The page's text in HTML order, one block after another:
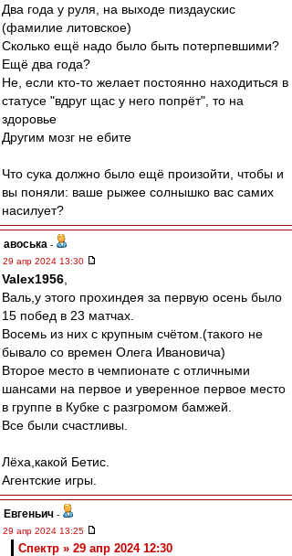
Два года у руля, на выходе пиздаускис
(фамилие литовское)
Сколько ещё надо было быть потерпевшими?
Ещё два года?
Не, если кто-то желает постоянно находиться в
статусе "вдруг щас у него попрёт", то на
здоровье
Другим мозг не ебите
Что сука должно было ещё произойти, чтобы и
вы поняли: ваше рыжее солнышко вас самих
насилует?
авоська -
29 апр 2024 13:30
Valex1956
Валь,у этого прохиндея за первую осень было
15 побед в 23 матчах.
Восемь из них с крупным счётом.(такого не
бывало со времен Олега Ивановича)
Второе место в чемпионате с отличными
шансами на первое и уверенное первое место
в группе в Кубке с разгромом бамжей.
Все были счастливы.
Лёха,какой Бетис.
Агентские игры.
Евгеньич -
29 апр 2024 13:25
Спектр » 29 апр 2024 12:30